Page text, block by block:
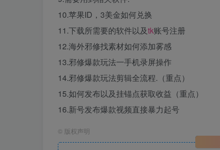
10.苹果ID，3美金如何兑换
11.下载所需要的软件以及tk账号注册
12.海外邪修找素材如何添加雾感
13.邪修爆款玩法一手机录屏操作
14.邪修爆款玩法剪辑全流程.（重点）
15.如何发布以及挂锚点获取收益（重点）
16.新号发布爆款视频直接暴力起号
© 版权声明